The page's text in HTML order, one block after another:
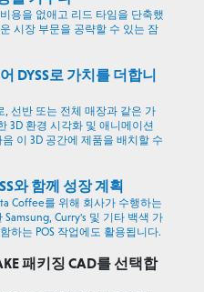
용을 없애고 리드 타임을 단축했
시장 부문을 공략할 수 있는 잠
DYSS로 가치를 더합니
, 선반 또는 전체 매장과 같은 가
3D 환경 시각화 및 애니메이션
이 3D 공간에 제품을 배치할 수
와 함께 성장 계획
Coffee를 위해 회사가 수행하는
Curry's 및 기타 백색 가
하는 POS 작업에도 활용됩니다.
패키징 CAD를 선택합